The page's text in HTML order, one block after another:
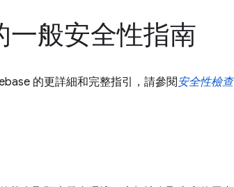
一般安全性指南
的更詳細和完整指引，請參閱 安全性檢查